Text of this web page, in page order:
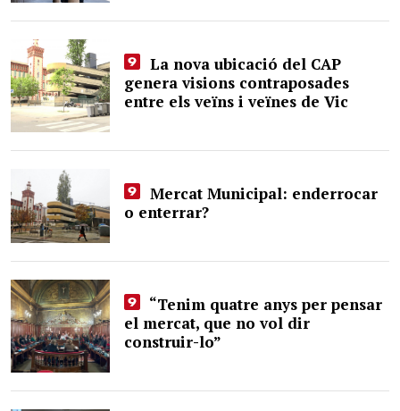
La nova ubicació del CAP
genera visions contraposades
entre els veïns i veïnes de Vic
Mercat Municipal: enderrocar
o enterrar?
“Tenim quatre anys per pensar
el mercat, que no vol dir
construir-lo”